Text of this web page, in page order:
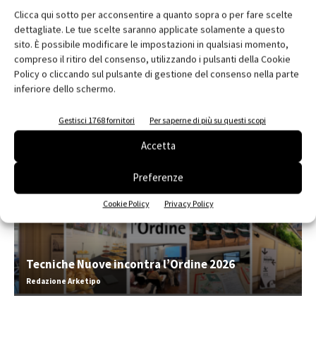
Clicca qui sotto per acconsentire a quanto sopra o per fare scelte
dettagliate. Le tue scelte saranno applicate solamente a questo
sito. È possibile modificare le impostazioni in qualsiasi momento,
compreso il ritiro del consenso, utilizzando i pulsanti della Cookie
Policy o cliccando sul pulsante di gestione del consenso nella parte
inferiore dello schermo.
Gestisci 1768 fornitori Per saperne di più su questi scopi
Accetta
Preferenze
Cookie Policy Privacy Policy
Abbonati e regala
Iscriviti alla newsletter
Tecniche Nuove incontra l’Ordine 2026
Redazione Arketipo